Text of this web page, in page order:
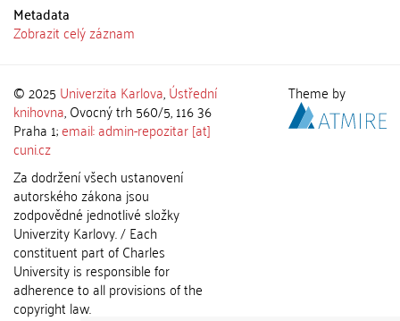
Metadata
Zobrazit celý záznam
© 2025 Univerzita Karlova,Ústřední
knihovna, Ovocný trh 560/5, 116 36
Praha 1;email: admin-repozitar [at]
cuni.cz
Za dodržení všech ustanovení
autorského zákona jsou
zodpovědné jednotlivé složky
Univerzity Karlovy. / Each
constituent part of Charles
University is responsible for
adherence to all provisions of the
copyright law.
Theme by